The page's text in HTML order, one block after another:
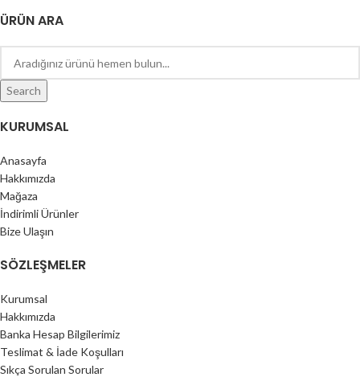
ÜRÜN ARA
Search
KURUMSAL
Anasayfa
Hakkımızda
Mağaza
İndirimli Ürünler
Bize Ulaşın
SÖZLEŞMELER
Kurumsal
Hakkımızda
Banka Hesap Bilgilerimiz
Teslimat & İade Koşulları
Sıkça Sorulan Sorular